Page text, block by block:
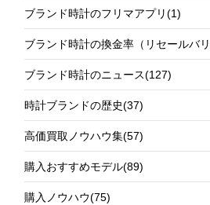
ブランド時計のフリマアプリ(1)
ブランド時計の換金率（リセールバ
ブランド時計のニュース(127)
時計ブランドの歴史(37)
高価買取ノウハウ集(57)
購入おすすめモデル(89)
購入ノウハウ(75)